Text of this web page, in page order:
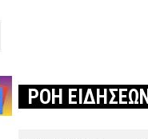
ΡΟΗ ΕΙΔΗΣΕΩΝ